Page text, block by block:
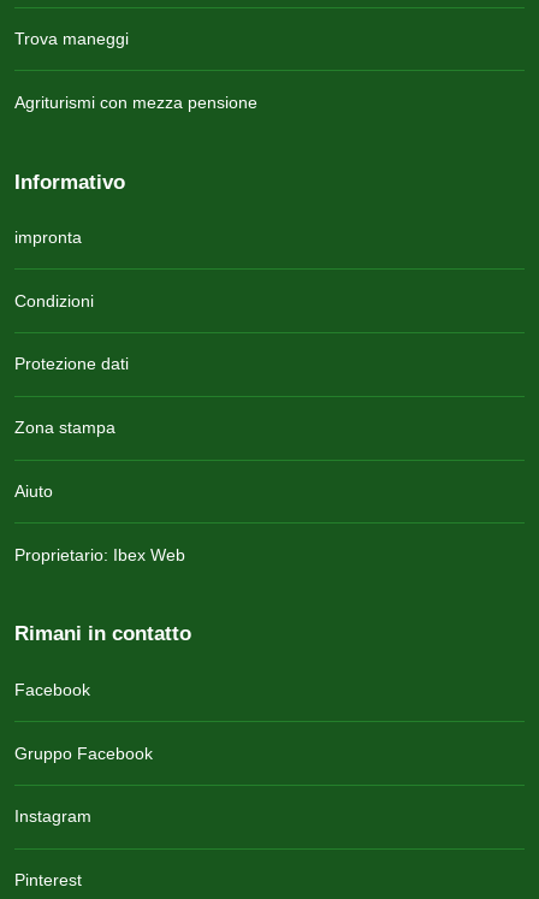
Trova maneggi
Agriturismi con mezza pensione
Informativo
impronta
Condizioni
Protezione dati
Zona stampa
Aiuto
Proprietario: Ibex Web
Rimani in contatto
Facebook
Gruppo Facebook
Instagram
Pinterest